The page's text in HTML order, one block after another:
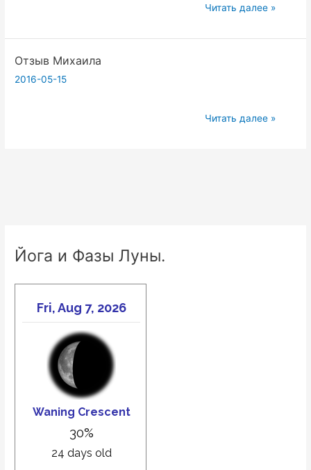
Отзыв
Читать далее »
Отзыв Михаила
2016-05-15
Отзыв
Читать далее »
Йога и Фазы Луны.